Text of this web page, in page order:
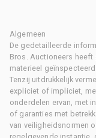
Algemeen
De gedetailleerde
Bros. Auctioneers
materieel
Tenzij uitdrukkelijk
expliciet of impliciet,
onderdelen ervan, met
of garanties met
van veiligheidsnormen